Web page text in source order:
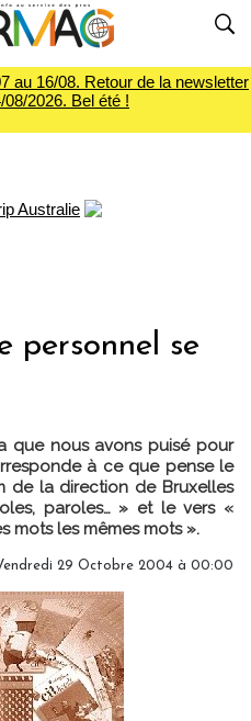
au 16/08. Retour de la newsletter
2026. Bel été !
personnel se
que nous avons puisé pour
à ce que pense le
de la direction de Bruxelles
paroles… » et le vers «
mots les mêmes mots ».
29 Octobre 2004 à 00:00